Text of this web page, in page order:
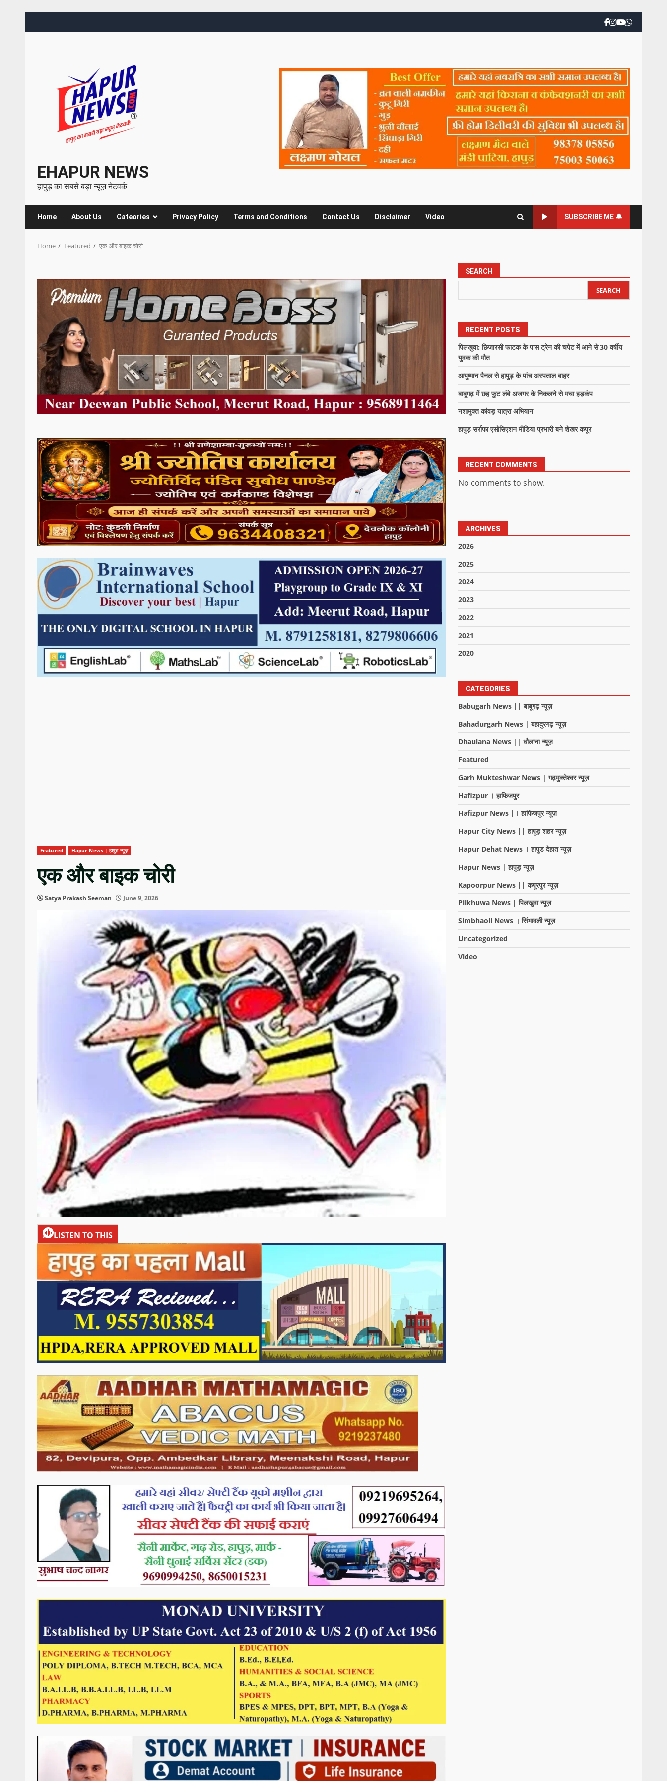
EHAPUR NEWS
हापुड़ का सबसे बड़ा न्यूज़ नेटवर्क
Home About Us Cateories Privacy Policy Terms and Conditions Contact Us Disclaimer Video SUBSCRIBE ME 🔔
Home Featured एक और बाइक चोरी
Featured Hapur News | हापुड़ न्यूज़
एक और बाइक चोरी
Satya Prakash Seeman June 9, 2026
LISTEN TO THIS
SEARCH
SEARCH
RECENT POSTS
पिलखुवा: छिजारसी फाटक के पास ट्रेन की चपेट में आने से 30 वर्षीय
युवक की मौत
आयुष्मान पैनल से हापुड़ के पांच अस्पताल बाहर
बाबूगढ़ में छह फुट लंबे अजगर के निकलने से मचा हड़कंप
नशामुक्त कांवड़ यात्रा अभियान
हापुड़ सर्राफा एसोसिएशन मीडिया प्रभारी बने शेखर कपूर
RECENT COMMENTS
No comments to show.
ARCHIVES
2026
2025
2024
2023
2022
2021
2020
CATEGORIES
Babugarh News || बाबूगढ़ न्यूज़
Bahadurgarh News | बहादुरगढ़ न्यूज़
Dhaulana News || धौलाना न्यूज़
Featured
Garh Mukteshwar News | गढ़मुक्तेश्वर न्यूज़
Hafizpur । हाफिजपुर
Hafizpur News |। हाफिजपुर न्यूज़
Hapur City News || हापुड़ शहर न्यूज़
Hapur Dehat News । हापुड देहात न्यूज़
Hapur News | हापुड़ न्यूज़
Kapoorpur News || कपूरपुर न्यूज़
Pilkhuwa News | पिलखुवा न्यूज़
Simbhaoli News । सिंभावली न्यूज़
Uncategorized
Video